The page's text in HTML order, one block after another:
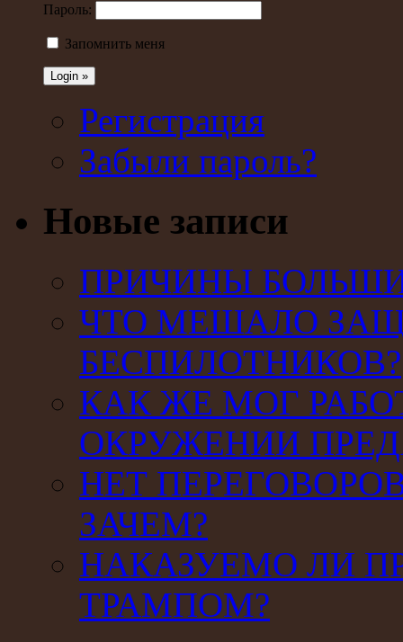
Пароль:
Запомнить меня
Регистрация
Забыли пароль?
Новые записи
ПРИЧИНЫ
ЧТО МЕШАЛО
БЕСПИЛОТНИКОВ?
КАК ЖЕ МОГ
ОКРУЖЕНИИ
НЕТ
ЗАЧЕМ?
НАКАЗУЕМО ЛИ
ТРАМПОМ?